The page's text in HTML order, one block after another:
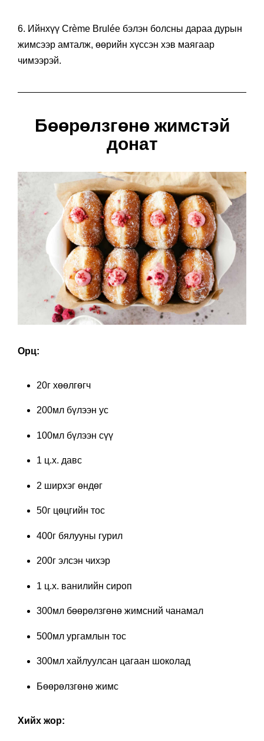
6. Ийнхүү Crème Brulée бэлэн болсны дараа дурын
жимсээр амталж, өөрийн хүссэн хэв маягаар
чимээрэй.
Бөөрөлзгөнө жимстэй
донат
Орц:
20г хөөлгөгч
200мл бүлээн ус
100мл бүлээн сүү
1 ц.х. давс
2 ширхэг өндөг
50г цөцгийн тос
400г бялууны гурил
200г элсэн чихэр
1 ц.х. ванилийн сироп
300мл бөөрөлзгөнө жимсний чанамал
500мл ургамлын тос
300мл хайлуулсан цагаан шоколад
Бөөрөлзгөнө жимс
Хийх жор: